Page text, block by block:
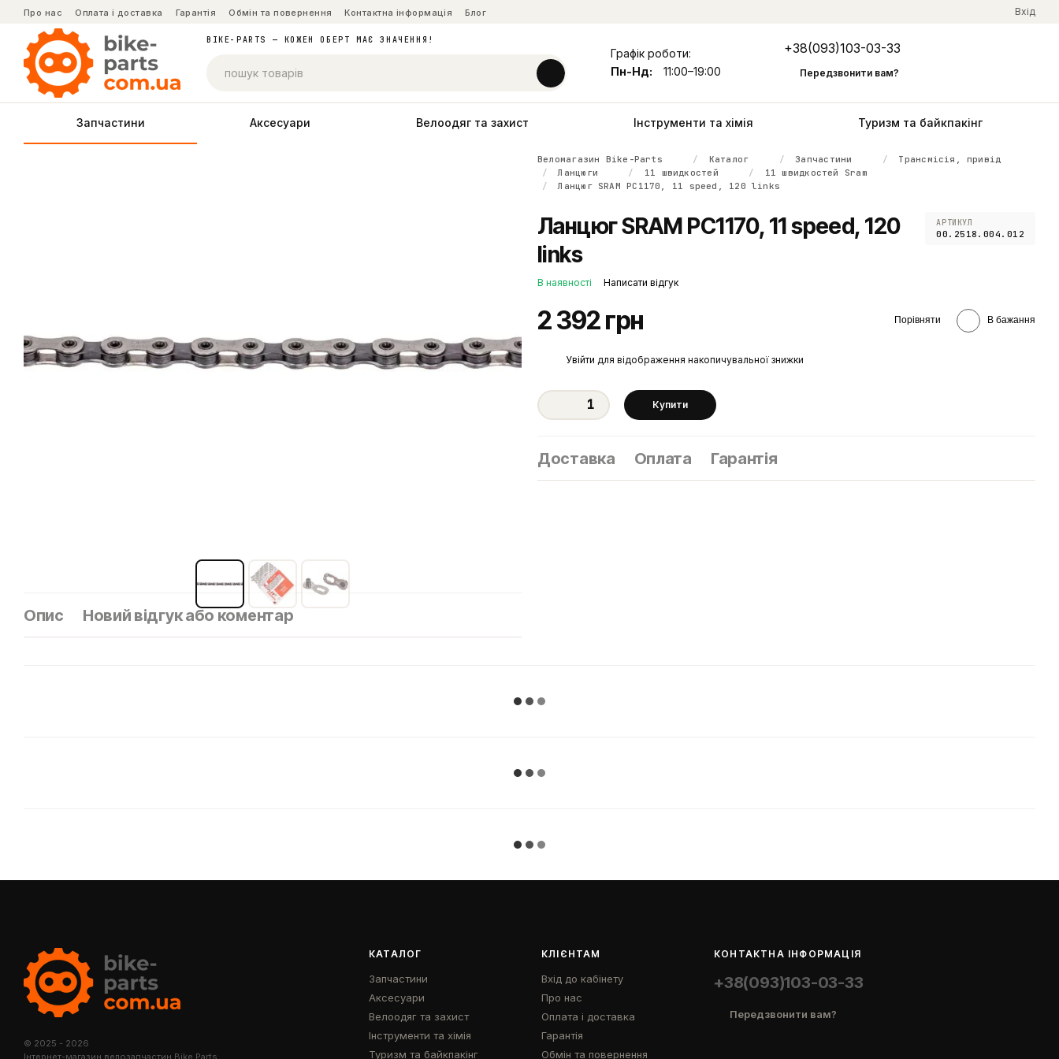
Перейти до основного контенту
Про нас Оплата і доставка Гарантія Обмін та повернення Контактна інформація Блог Вхід
BIKE-PARTS — КОЖЕН ОБЕРТ МАЄ ЗНАЧЕННЯ!
Графік роботи:
Пн-Нд:
11:00–19:00
+38(093)103-03-33
Передзвонити вам?
Запчастини Аксесуари Велоодяг та захист Інструменти та хімія Туризм та байкпакінг
Опис Новий відгук або коментар
Веломагазин Bike-Parts Каталог Запчастини
Трансмісія, привід
Ланцюги
11 швидкостей
11 швидкостей Sram
Ланцюг SRAM PC1170, 11 speed, 120 links
Ланцюг SRAM PC1170, 11 speed, 120
links
АРТИКУЛ
00.2518.004.012
В наявності Написати відгук
2 392 грн Порівняти В бажання
Увійти для відображення накопичувальної знижки
Купити
Доставка Оплата Гарантія
© 2025 - 2026
Інтернет-магазин велозапчастин Bike Parts
КАТАЛОГ
Запчастини
Аксесуари
Велоодяг та захист
Інструменти та хімія
Туризм та байкпакінг
КЛІЄНТАМ
Вхід до кабінету
Про нас
Оплата і доставка
Гарантія
Обмін та повернення
КОНТАКТНА ІНФОРМАЦІЯ
+38(093)103-03-33
Передзвонити вам?